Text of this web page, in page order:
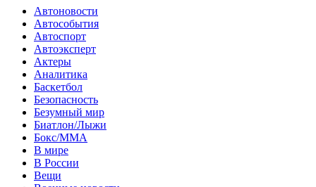
Автоновости
Автособытия
Автоспорт
Автоэксперт
Актеры
Аналитика
Баскетбол
Безопасность
Безумный мир
Биатлон/Лыжи
Бокс/MMA
В мире
В России
Вещи